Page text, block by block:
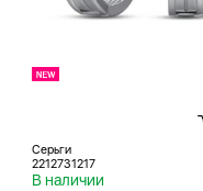
Серьги
2212731217
В наличии